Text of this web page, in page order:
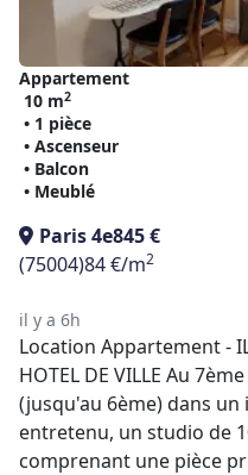
Appartement
10 m2
• 1 pièce
• Ascenseur
• Balcon
• Meublé
Paris 4e845 €
(75004)84 €/m2
il y a 6h
Location Appartement -
HOTEL DE VILLE Au
(jusqu'au 6ème) dans
entretenu, un studio de
comprenant une pièce